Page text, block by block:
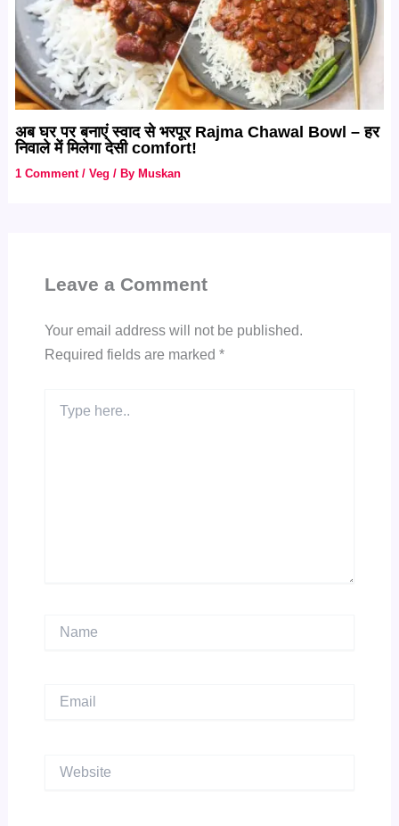
अब घर पर बनाएं स्वाद से भरपूर Rajma Chawal Bowl – हर
निवाले में मिलेगा देसी comfort!
1 Comment /Veg / By Muskan
Leave a Comment
Your email address will not be published.
Required fields are marked *
here..
Email